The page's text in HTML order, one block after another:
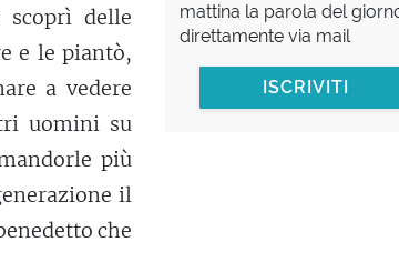
delle
e le piantò,
a vedere
uomini su
più
il
che
mattina la parola del
direttamente via mail
ISCRIVITI